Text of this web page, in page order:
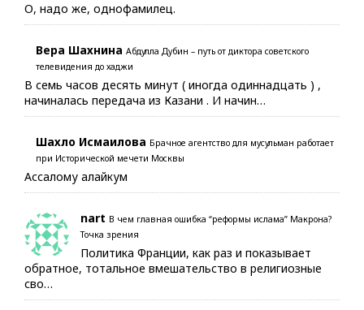
О, надо же, однофамилец.
Вера Шахнина Абдулла Дубин – путь от диктора советского
телевидения до хаджи
В семь часов десять минут ( иногда одиннадцать ) ,
начиналась передача из Казани . И начин…
Шахло Исмаилова Брачное агентство для мусульман работает
при Исторической мечети Москвы
Ассалому алайкум
nart В чем главная ошибка “реформы ислама” Макрона?
Точка зрения
Политика Франции, как раз и показывает
обратное, тотальное вмешательство в религиозные
сво…